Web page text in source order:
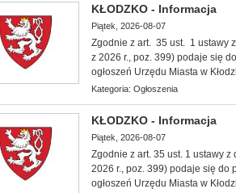
KŁODZKO - Informacja
Piątek, 2026-08-07
Zgodnie z art. 35 ust. 1 ustawy
z 2026 r., poz. 399) podaje się
ogłoszeń Urzędu Miasta w
Kategoria: Ogłoszenia
KŁODZKO - Informacja
Piątek, 2026-08-07
Zgodnie z art. 35 ust. 1 ustawy
2026 r., poz. 399) podaje się
ogłoszeń Urzędu Miasta w